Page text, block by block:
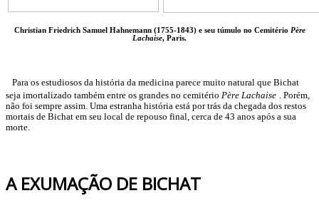
Christian Friedrich Samuel Hahnemann (1755-1843) e seu túmulo no Cemitério Père
Lachaise, Paris.
Para os estudiosos da história da medicina parece muito natural que Bichat
seja imortalizado também entre os grandes no cemitério Père Lachaise . Porém,
não foi sempre assim. Uma estranha história está por trás da chegada dos restos
mortais de Bichat em seu local de repouso final, cerca de 43 anos após a sua
morte.
A EXUMAÇÃO DE BICHAT